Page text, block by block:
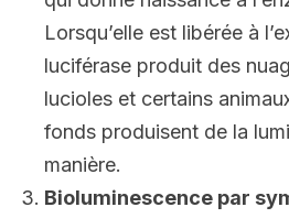
Lorsqu’elle est libérée à
luciférase produit des
lucioles et certains
fonds produisent de la
manière.
Bioluminescence par